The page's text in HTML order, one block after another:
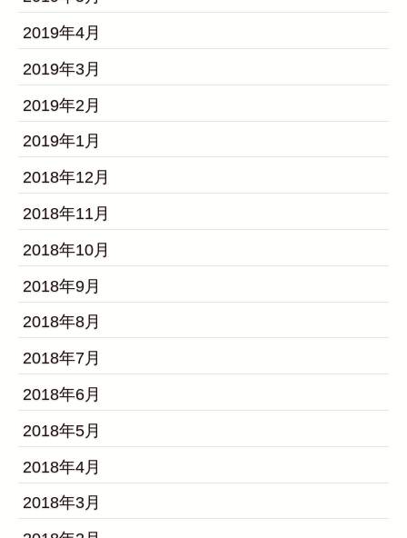
2019年4月
2019年3月
2019年2月
2019年1月
2018年12月
2018年11月
2018年10月
2018年9月
2018年8月
2018年7月
2018年6月
2018年5月
2018年4月
2018年3月